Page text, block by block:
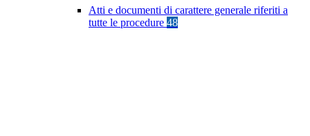
Atti e documenti di carattere generale riferiti a
tutte le procedure 48